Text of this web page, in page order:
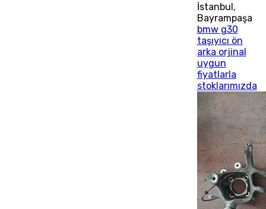
İstanbul,
Bayrampaşa
bmw g30
taşıyıcı ön
arka orjinal
uygun
fiyatlarla
stoklarımızda